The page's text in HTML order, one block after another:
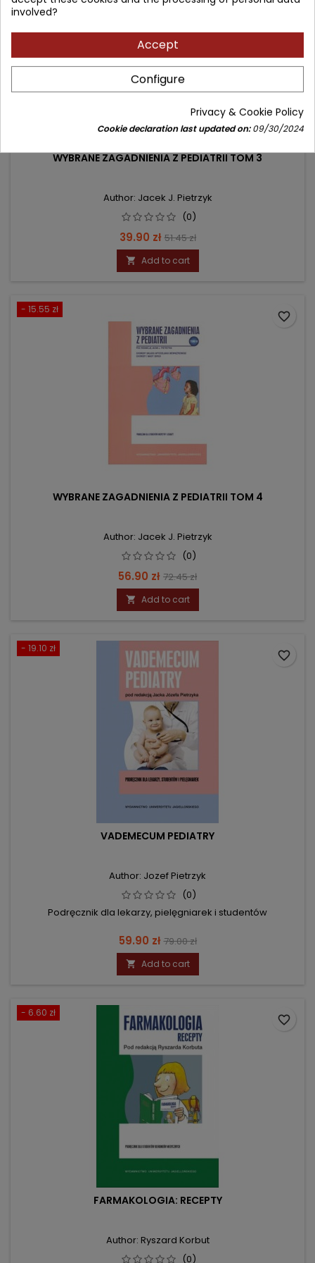
WYBRANE ZAGADNIENIA Z PEDIATRII TOM 3
Author: Jacek J. Pietrzyk
(0)
Price
39.90 zł Regular
price
51.45 zł
 Add to cart
- 15.55 zł
WYBRANE ZAGADNIENIA Z PEDIATRII TOM 4
Author: Jacek J. Pietrzyk
(0)
Price
56.90 zł Regular
price
72.45 zł
 Add to cart
favorite_border
- 19.10 zł
VADEMECUM PEDIATRY
Author: Jozef Pietrzyk
(0)
Podręcznik dla lekarzy, pielęgniarek i studentów
Price
59.90 zł Regular
price
79.00 zł
 Add to cart
favorite_border
- 6.60 zł
FARMAKOLOGIA: RECEPTY
Author: Ryszard Korbut
(0)
favorite_border
involved?
Accept
Configure
Privacy & Cookie Policy
Cookie declaration last updated on:09/30/2024